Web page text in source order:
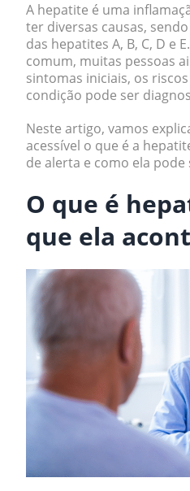
A hepatite é uma
ter diversas causas,
das hepatites A, B, C, D e
comum, muitas pessoas
sintomas iniciais, os
condição pode ser
Neste artigo, vamos
acessível o que é a
de alerta e como ela pode
O que é
que ela